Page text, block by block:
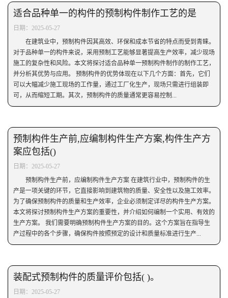
适合品种单一的构件的预制构件制作工艺的是
日期：2025-05-27
在建筑业中，预制构件因其高效、环保和成本节省的特点而受到青睐。
对于品种单一的构件来说，采用预制工艺能够显著提高生产效率，减少现场
施工的复杂性和风险。本文将探讨适合品种单一预制构件制作的制作工艺，
并分析其优势与应用。 预制构件的优势体现在以下几个方面：首先，它们
可以大幅减少施工现场的工作量，通过工厂化生产，现场只需进行组装即
可，从而缩短工期。其次，预制构件的质量通常更容易控制...
预制构件生产前,应编制构件生产方案,构件生产方
案应包括()
日期：2025-05-27
预制构件生产前，应编制构件生产方案 在建筑行业中，预制构件的生
产是一项关键的环节，它直接影响到建筑物的质量、安全性以及施工效率。
为了确保预制构件的质量和生产效率，企业必须制定详尽的构件生产方案。
本文将探讨预制构件生产方案的重要性，并介绍如何编制一个实用、有效的
生产方案。 我们需要明确预制构件生产方案的目的。这个方案旨在指导生
产过程中的各个步骤，确保构件按照预定的设计和质量标准进行生产...
装配式预制构件的质量评价包括( )。
日期：2025-05-27